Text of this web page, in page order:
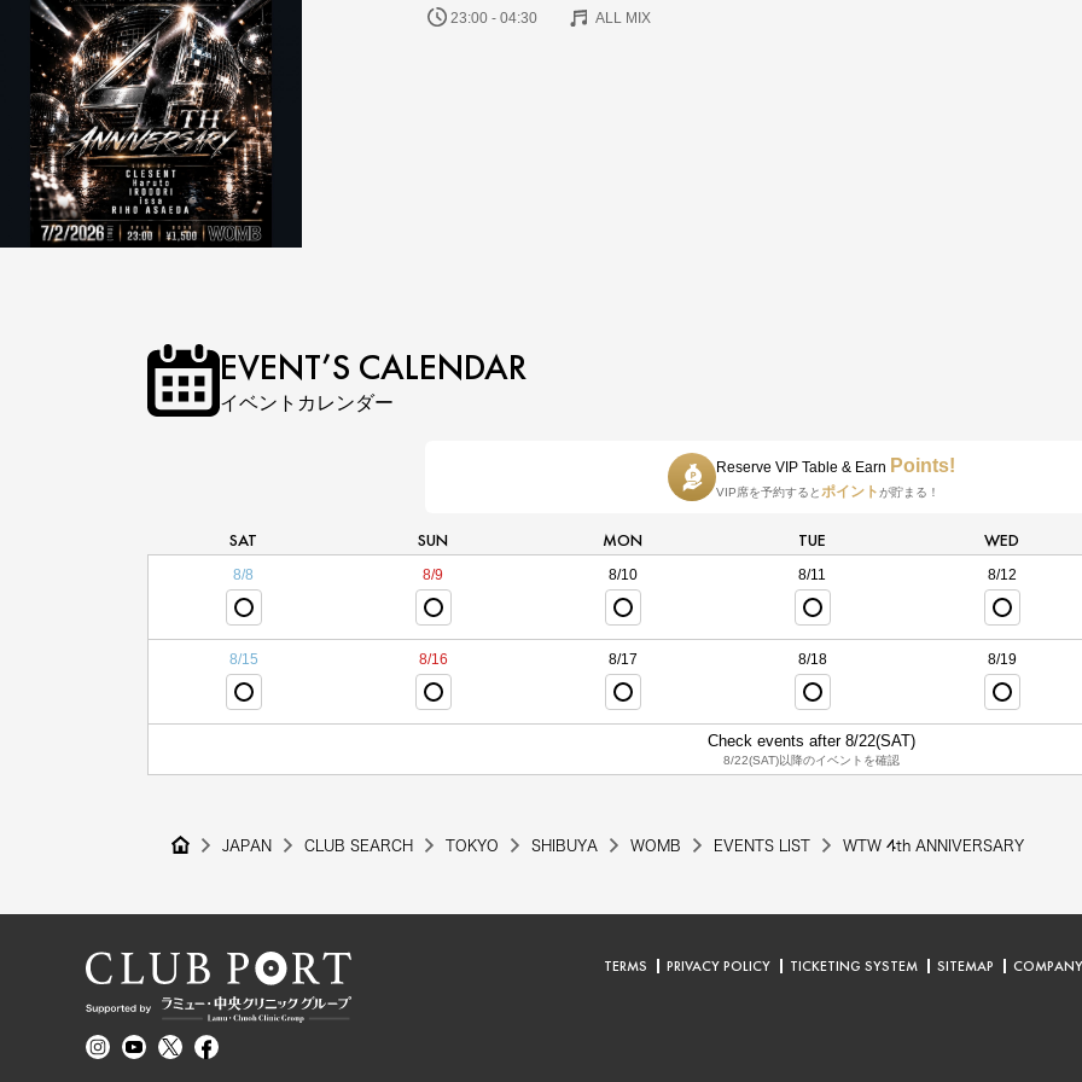
23:00 - 04:30 ALL MIX
EVENT’S CALENDAR
イベントカレンダー
Reserve VIP Table & Earn Points!
VIP席を予約すると ポイント が貯まる！
SAT SUN MON TUE WED
8/8 8/9 8/10 8/11 8/12
8/15 8/16 8/17 8/18 8/19
Check events after 8/22(SAT)
8/22(SAT)以降のイベントを確認
JAPAN CLUB SEARCH TOKYO SHIBUYA WOMB EVENTS LIST WTW 4th ANNIVERSARY
TERMS PRIVACY POLICY TICKETING SYSTEM SITEMAP COMPANY